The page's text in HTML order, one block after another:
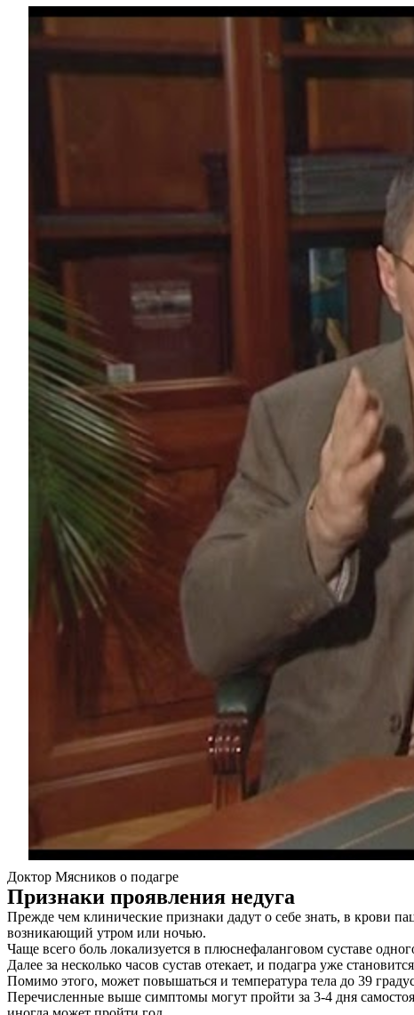
Доктор Мясников о подагре
Признаки проявления недуга
Прежде чем клинические признаки дадут о себе знать, в крови
возникающий утром или ночью.
Чаще всего боль локализуется в плюснефаланговом суставе
Далее за несколько часов сустав отекает, и подагра уже
Помимо этого, может повышаться и температура тела до 39
Перечисленные выше симптомы могут пройти за 3-4 дня